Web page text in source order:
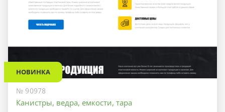
НОВИНКА
№ 90978
Канистры, ведра, емкости, тара